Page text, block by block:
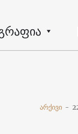
არქივი -